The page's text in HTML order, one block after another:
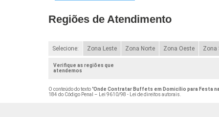
Regiões de Atendimento
Selecione: Zona Leste Zona Norte Zona Oeste Zona
Verifique as regiões que
atendemos
O conteúdo do texto "Onde Contratar Buffets em Domicílio para Festa
184 do Código Penal –
Lei 9610/98 - Lei de direitos autorais